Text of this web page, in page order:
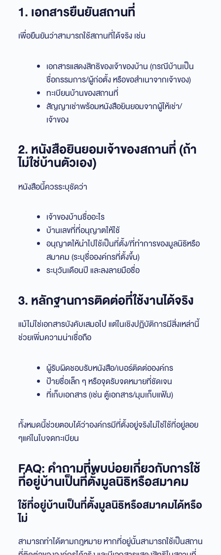
1. เอกสารยืนยันสถานที่
เพื่อยืนยันว่าสามารถใช้สถานที่ได้จริง เช่น
เอกสารแสดงสิทธิของเจ้าของบ้าน (กรณีบ้านเป็น
ชื่อกรรมการ/ผู้ก่อตั้ง หรือขอสำเนาจากเจ้าของ)
ทะเบียนบ้านของสถานที่
สัญญาเช่าพร้อมหนังสือยินยอมจากผู้ให้เช่า/
เจ้าของ
2. หนังสือยินยอมเจ้าของสถานที่ (ถ้า
ไม่ใช่บ้านตัวเอง)
หนังสือนี้ควรระบุชัดว่า
เจ้าของบ้านชื่ออะไร
บ้านเลขที่ที่อนุญาตให้ใช้
อนุญาตให้นำไปใช้เป็นที่ตั้ง/ที่ทำการของมูลนิธิหรือ
สมาคม (ระบุชื่อองค์กรที่ตั้งขึ้น)
ระบุวันเดือนปี และลงลายมือชื่อ
3. หลักฐานการติดต่อที่ใช้งานได้จริง
แม้ไม่ใช่เอกสารบังคับเสมอไป แต่ในเชิงปฏิบัติการมีสิ่งเหล่านี้
ช่วยเพิ่มความน่าเชื่อถือ
ผู้รับผิดชอบรับหนังสือ/เบอร์ติดต่อองค์กร
ป้ายชื่อเล็ก ๆ หรือจุดรับจดหมายที่ชัดเจน
ที่เก็บเอกสาร (เช่น ตู้เอกสาร/มุมเก็บแฟ้ม)
ทั้งหมดนี้ช่วยตอบได้ว่าองค์กรมีที่ตั้งอยู่จริงไม่ใช่ใช้ที่อยู่ลอย
ๆแค่ในใบจดทะเบียน
FAQ: คำถามที่พบบ่อยเกี่ยวกับการใช้
ที่อยู่บ้านเป็นที่ตั้งมูลนิธิหรือสมาคม
ใช้ที่อยู่บ้านเป็นที่ตั้งมูลนิธิหรือสมาคมได้หรือ
ไม่
สามารถทำได้ตามกฎหมาย หากที่อยู่นั้นสามารถใช้เป็นสถาน